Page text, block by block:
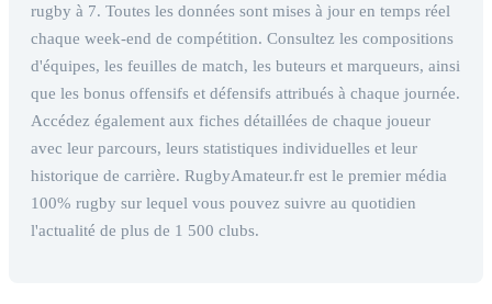
rugby à 7. Toutes les données sont mises à jour en temps réel
chaque week-end de compétition. Consultez les compositions
d'équipes, les feuilles de match, les buteurs et marqueurs, ainsi
que les bonus offensifs et défensifs attribués à chaque journée.
Accédez également aux fiches détaillées de chaque joueur
avec leur parcours, leurs statistiques individuelles et leur
historique de carrière. RugbyAmateur.fr est le premier média
100% rugby sur lequel vous pouvez suivre au quotidien
l'actualité de plus de 1 500 clubs.